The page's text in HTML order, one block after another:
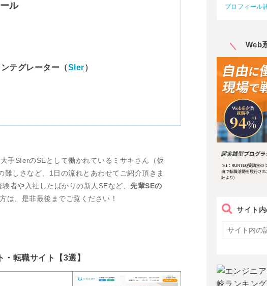
ル
テグレーター（SIer）
手SIerのSEとして働かれているミサキさん（仮
難しさなど、1日の流れとあわせてご紹介頂きま
者や入社したばかりの新人SEなど、先輩SEの
方は、是非最後までご覧ください！
転職サイト【3選】
プロフィール
Web
サイト